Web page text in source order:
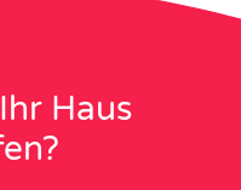
Haus